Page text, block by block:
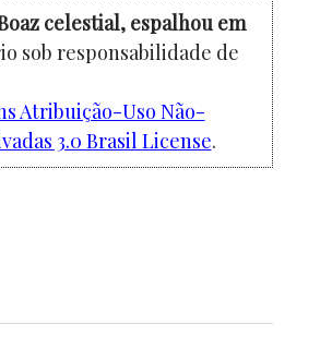
celestial, espalhou em
sob responsabilidade de
Atribuição-Uso Não-
3.0 Brasil License.